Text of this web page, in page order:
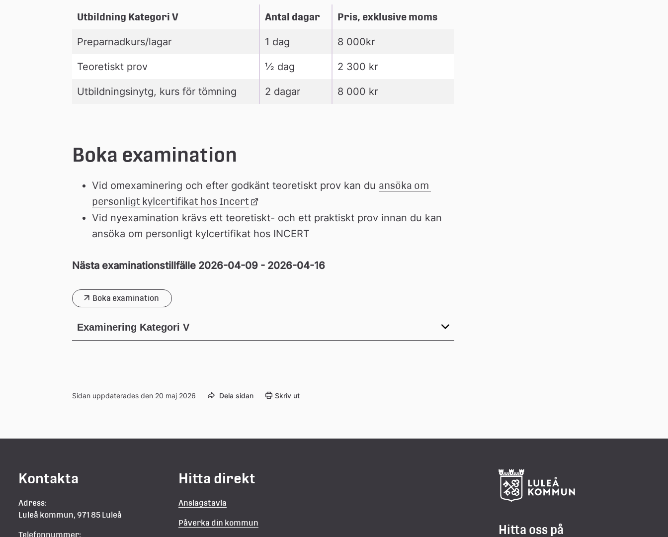
Utbildning Kategori V Antal dagar Pris, exklusive moms
Preparnadkurs/lagar 1 dag 8 000kr
Teoretiskt prov ½ dag 2 300 kr
Utbildningsinytg, kurs för tömning 2 dagar 8 000 kr
Boka examination
Vid omexaminering och efter godkänt teoretiskt prov kan du ansöka om
personligt kylcertifikat hos Incert Länk
till
extern
Vid nyexamination krävs ett teoretiskt- och ett praktiskt prov innan du kan
ansöka om personligt kylcertifikat hos INCERT
Nästa examinationstillfälle 2026-04-09 - 2026-04-16
Boka examination
Examinering Kategori V
Sidan uppdaterades den 20 maj 2026 Dela sidan Skriv ut
Kontakta
Adress:
Luleå kommun, 971 85 Luleå
Telefonnummer:
Hitta direkt
Anslagstavla
Påverka din kommun
Hitta oss på